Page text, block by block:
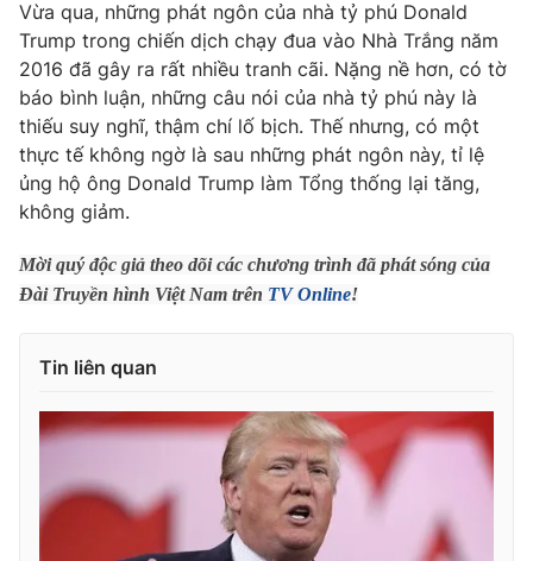
Giải sao mai
Làm đẹp
Chất lượng cuộc sống
Tuyển sinh
Học trực tuyến
Công nghệ
Hitech Công nghệ tương lai
Sản phẩm
Thị trường
Tư vấn
Giao lưu trực tuyến
Lịch phát sóng
Chuyên mục khác
Photo Infographic
Shorts video
VTV Thể thao
Vừa qua, những phát ngôn của nhà tỷ phú Donald
Trump trong chiến dịch chạy đua vào Nhà Trắng năm
2016 đã gây ra rất nhiều tranh cãi. Nặng nề hơn, có tờ
báo bình luận, những câu nói của nhà tỷ phú này là
thiếu suy nghĩ, thậm chí lố bịch. Thế nhưng, có một
thực tế không ngờ là sau những phát ngôn này, tỉ lệ
ủng hộ ông Donald Trump làm Tổng thống lại tăng,
không giảm.
Mời quý độc giả theo dõi các chương trình đã phát sóng của
Đài Truyền hình Việt Nam trên TV Online!
Tin liên quan